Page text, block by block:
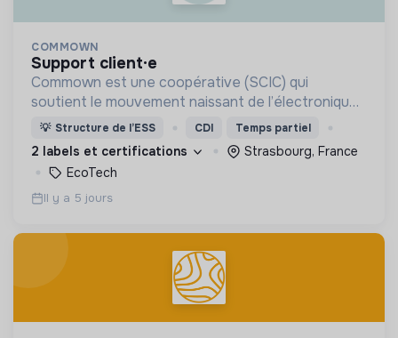
COMMOWN
support client·e
Commown est une coopérative (SCIC) qui
soutient le mouvement naissant de l’électronique
responsable par la location longue durée
d’appareils électroniques aussi éthiques et
écologiques que possible.
💡 Structure de l’ESS CDI Temps partiel
2 labels et certifications
Strasbourg, France
EcoTech
Il y a 5 jours